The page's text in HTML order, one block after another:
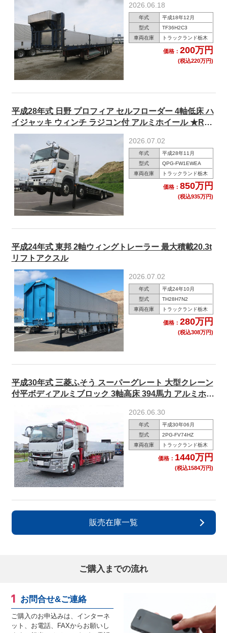
2026.06.18
年式
平成18年12月
型式
TF36H2C3
車両在庫
トラックランド栃木
価格： 200万円
(税込220万円)
平成28年式 日野 プロフィア セルフローダー 4軸低床 ハ
イジャッキ ウィンチ ラジコン付 アルミホイール ★R8
年12月迄車検付！★
2026.07.02
年式
平成28年11月
型式
QPG-FW1EWEA
車両在庫
トラックランド栃木
価格： 850万円
(税込935万円)
平成24年式 東邦 2軸ウィングトレーラー 最大積載20.3t
リフトアクスル
2026.07.02
年式
平成24年10月
型式
TH28H7N2
車両在庫
トラックランド栃木
価格： 280万円
(税込308万円)
平成30年式 三菱ふそう スーパーグレート 大型クレーン
付平ボディアルミブロック 3軸高床 394馬力 アルミホイ
2026.06.30
年式
平成30年06月
型式
2PG-FV74HZ
車両在庫
トラックランド栃木
価格： 1440万円
(税込1584万円)
販売在庫一覧
ご購入までの流れ
お問合せ&ご連絡
ご購入のお申込みは、インターネ
ット、お電話、FAXからお願いし